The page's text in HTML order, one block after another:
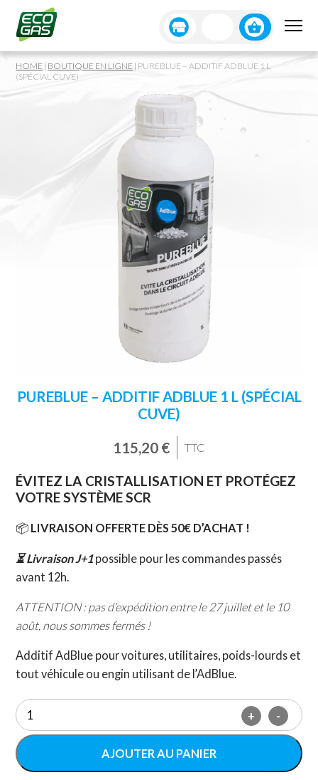
HOME | BOUTIQUE EN LIGNE | PUREBLUE – ADDITIF ADBLUE 1 L
(SPÉCIAL CUVE)
PUREBLUE – ADDITIF ADBLUE 1 L (SPÉCIAL
CUVE)
115,20 € TTC
ÉVITEZ LA CRISTALLISATION ET PROTÉGEZ
VOTRE SYSTÈME SCR
📦 LIVRAISON OFFERTE DÈS 50€ D’ACHAT !
⏳ Livraison J+1possible pour les commandes passés
avant 12h.
ATTENTION : pas d’expédition entre le 27 juillet et le 10
août, nous sommes fermés !
Additif AdBlue pour voitures, utilitaires, poids-lourds et
tout véhicule ou engin utilisant de l’AdBlue.
+
quantité
de
PureBlue
–
Additif
AdBlue
-
AJOUTER AU PANIER